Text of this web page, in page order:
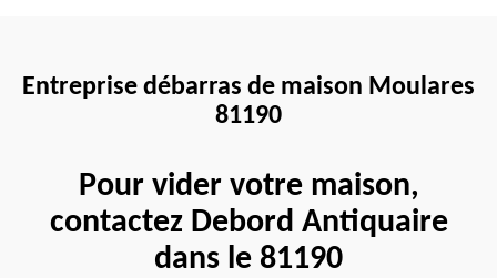
Entreprise débarras de maison Moulares
81190
Pour vider votre maison,
contactez Debord Antiquaire
dans le 81190